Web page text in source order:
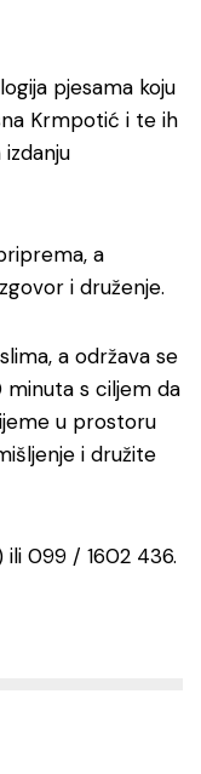
pjesama koju
Krmpotić i te ih
a
i druženje.
a održava se
s ciljem da
u prostoru
i družite
ili 099 / 1602 436.